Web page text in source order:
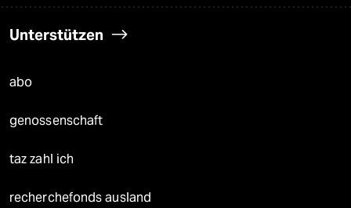
Unterstützen
abo
genossenschaft
taz zahl ich
recherchefonds ausland